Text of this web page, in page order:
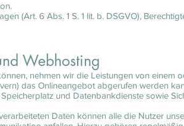
(Art. 6 Abs. 1 S. 1 lit. b. DSGVO),
Webhosting
nehmen wir die Leistungen von einem
das Onlineangebot abgerufen werden
und Datenbankdienste sowie
Daten können alle die Nutzer